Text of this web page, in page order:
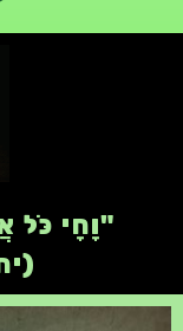
"וָחָי כֹּל